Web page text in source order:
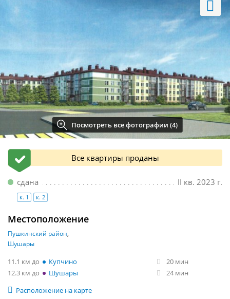
Посмотреть все фотографии (4)
Все квартиры проданы
II кв. 2023 г.
сдана
к. 1 к. 2
Местоположение
Пушкинский район
Шушары
11.1 км Купчино
20 мин
12.3 км
Шушары
24 мин
Расположение на карте